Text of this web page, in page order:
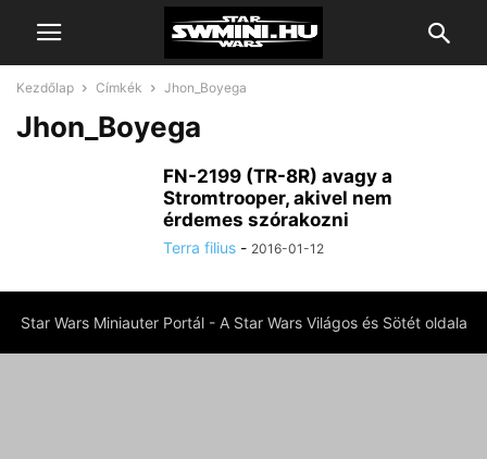
Kezdőlap Címkék Jhon_Boyega
Jhon_Boyega
FN-2199 (TR-8R) avagy a
Stromtrooper, akivel nem
érdemes szórakozni
Terra filius - 2016-01-12
Star Wars Miniauter Portál - A Star Wars Világos és Sötét oldala